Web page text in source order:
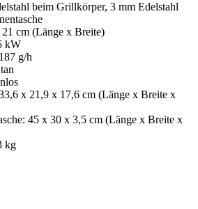
beim Grillkörper, 3 mm Edelstahl
cm (Länge x Breite)
kW
g/h
x 21,9 x 17,6 cm (Länge x Breite x
45 x 30 x 3,5 cm (Länge x Breite x
kg